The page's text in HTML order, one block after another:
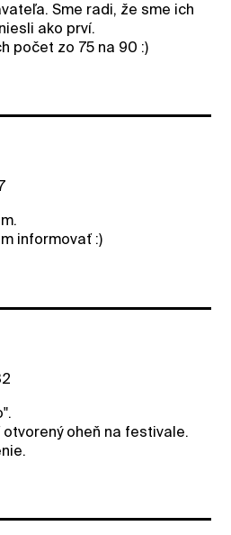
Sme radi, že sme ich
ako prví.
počet zo 75 na 90 :)
informovať :)
oheň na festivale.